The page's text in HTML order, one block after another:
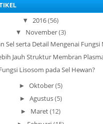
▼ 2016(56)
▼ November(3)
Sel serta Detail Mengenai Fungsi
Jauh Struktur Membran
Lisosom pada Sel Hewan?
► Oktober(5)
► Agustus(5)
► Maret(12)